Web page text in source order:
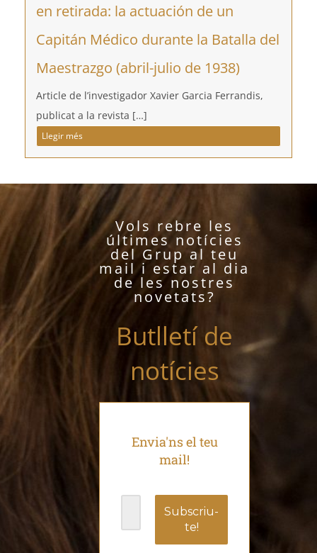
en retirada: la actuación de un
Capitán Médico durante la Batalla del
Maestrazgo (abril-julio de 1938)
Article de l’investigador Xavier Garcia Ferrandis,
publicat a la revista […]
Llegir més
Vols rebre les
últimes notícies
del Grup al teu
mail i estar al dia
de les nostres
novetats?
Butlletí de
notícies
Envia'ns el teu
mail!